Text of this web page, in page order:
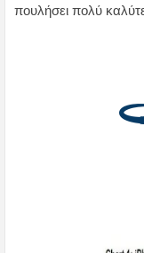
πουλήσει πολύ